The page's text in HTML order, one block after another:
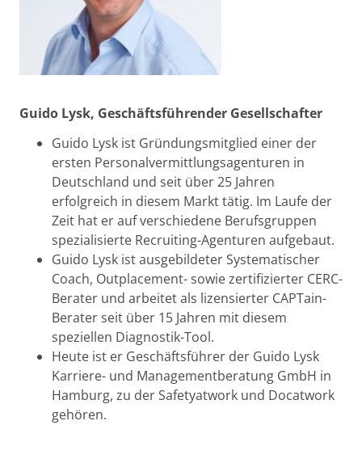
Guido Lysk, Geschäftsführender Gesellschafter
Guido Lysk ist Gründungsmitglied einer der
ersten Personalvermittlungsagenturen in
Deutschland und seit über 25 Jahren
erfolgreich in diesem Markt tätig. Im Laufe der
Zeit hat er auf verschiedene Berufsgruppen
spezialisierte Recruiting-Agenturen aufgebaut.
Guido Lysk ist ausgebildeter Systematischer
Coach, Outplacement- sowie zertifizierter CERC-
Berater und arbeitet als lizensierter CAPTain-
Berater seit über 15 Jahren mit diesem
speziellen Diagnostik-Tool.
Heute ist er Geschäftsführer der Guido Lysk
Karriere- und Managementberatung GmbH in
Hamburg, zu der Safetyatwork und Docatwork
gehören.